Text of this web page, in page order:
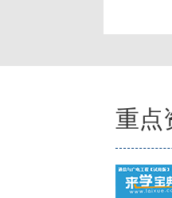
重点